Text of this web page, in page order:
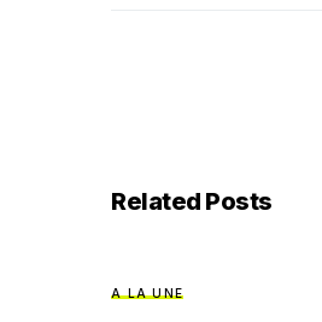
Related Posts
A LA UNE